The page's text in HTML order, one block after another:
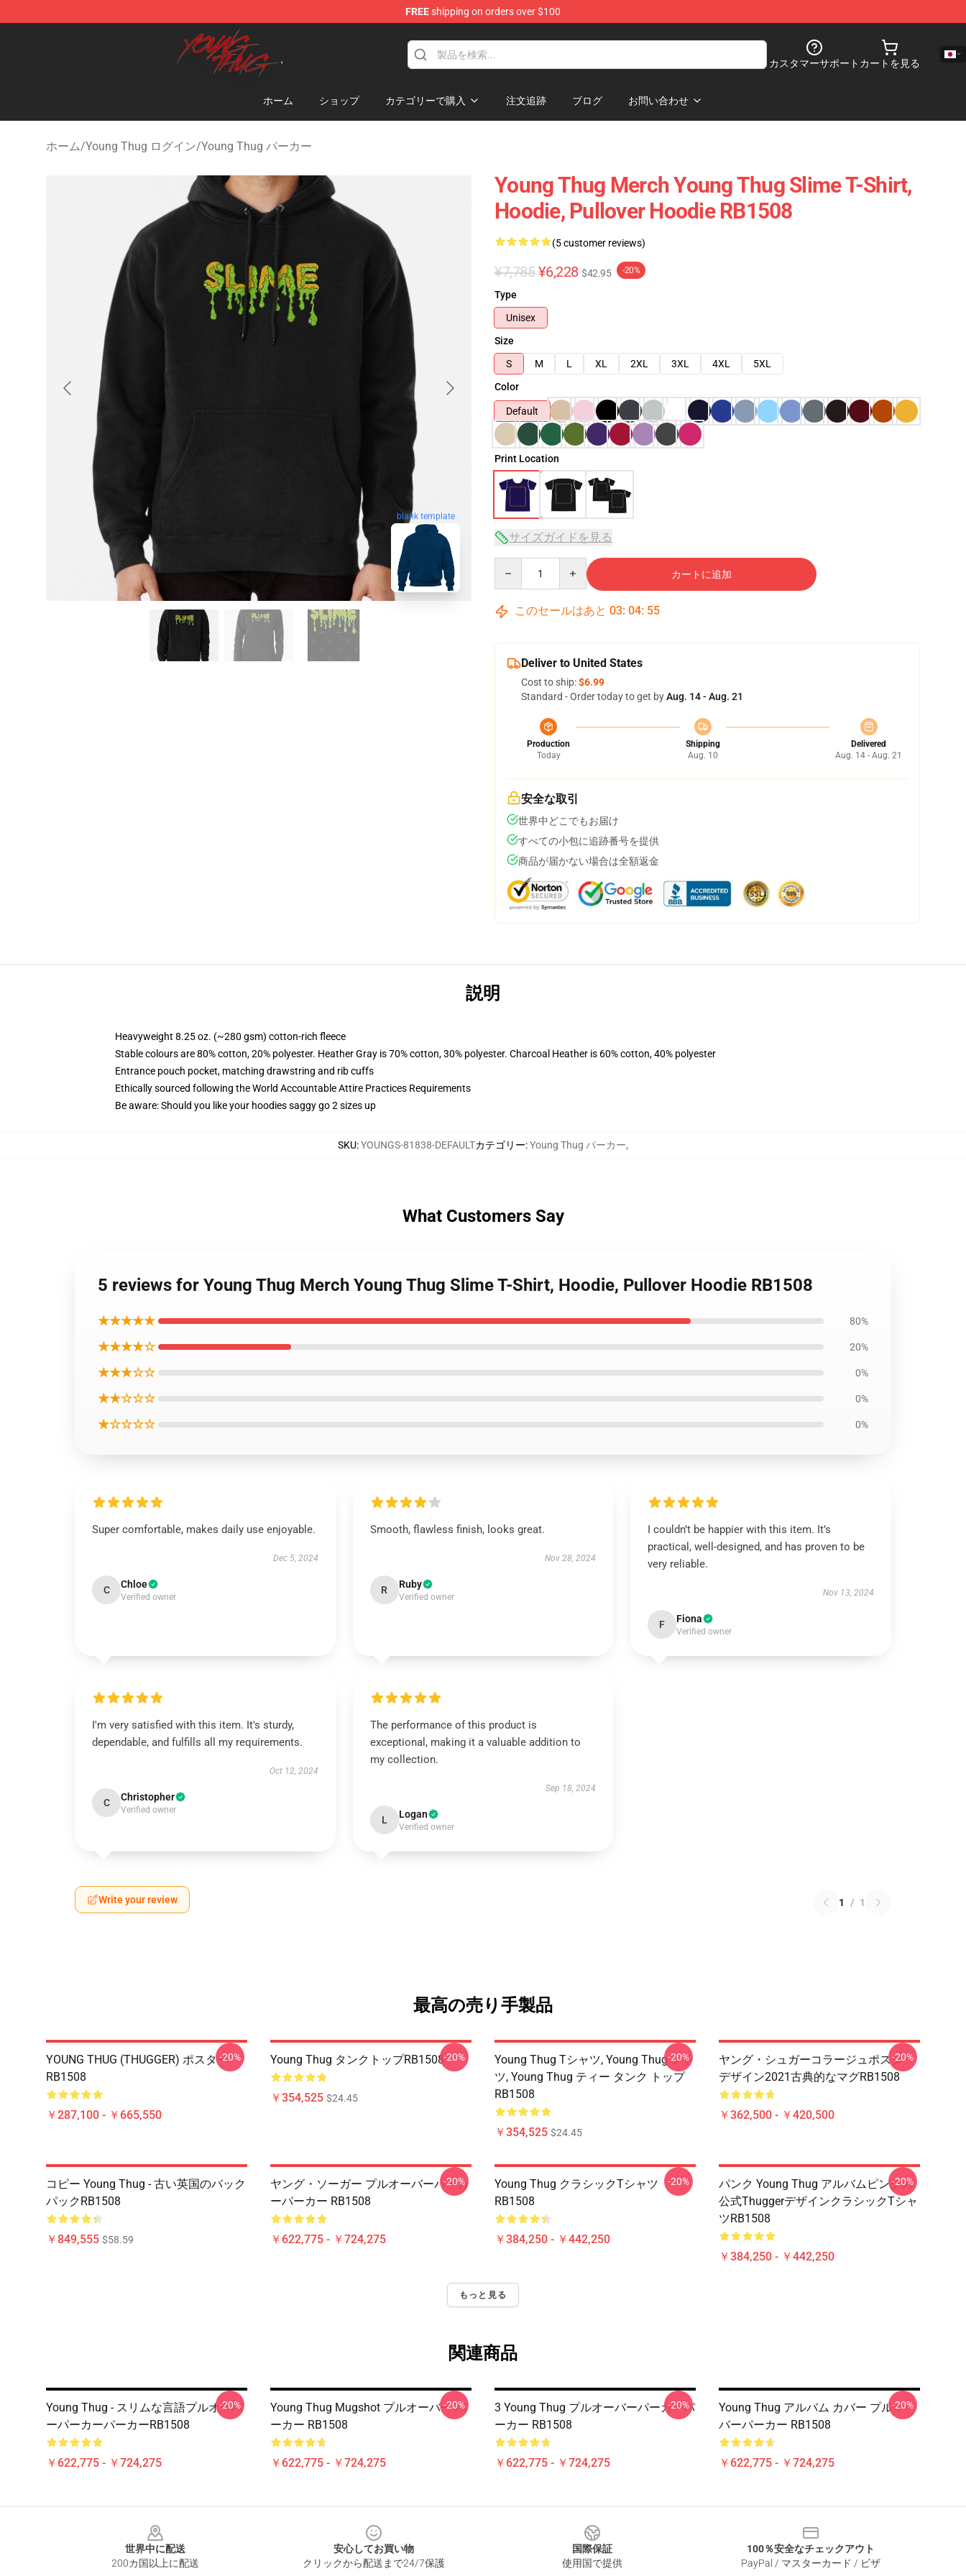
FREEshipping on orders over $100
Young Thug Shop - Official Young Thug Merchandise Store
カスタマーサポート カートを見る
ホーム ショップ カテゴリーで購入 注文追跡 ブログ お問い合わせ
ホーム/Young Thug ログイン/Young Thug パーカー
blank template
Young Thug Merch Young Thug Slime T-Shirt,
Hoodie, Pullover Hoodie RB1508
(5 customer reviews)
¥7,785 ¥6,228 $42.95 -20%
Type
Unisex
Size
S
M L XL 2XL 3XL 4XL
5XL
Color
Default
Print Location
サイズガイドを見る
カートに追加
このセールはあと 03: 04: 54
Deliver to United States
Cost to ship:$6.99
Standard - Order today to get byAug. 14 - Aug. 21
Production
Today
Shipping
Aug. 10
Delivered
Aug. 14 - Aug. 21
安全な取引
世界中どこでもお届け
すべての小包に追跡番号を提供
商品が届かない場合は全額返金
説明
Heavyweight 8.25 oz. (~280 gsm) cotton-rich fleece
Stable colours are 80% cotton, 20% polyester. Heather Gray is 70% cotton, 30% polyester. Charcoal Heather is 60% cotton, 40% polyester
Entrance pouch pocket, matching drawstring and rib cuffs
Ethically sourced following the World Accountable Attire Practices Requirements
Be aware: Should you like your hoodies saggy go 2 sizes up
SKU:YOUNGS-81838-DEFAULTカテゴリー:Young Thug パーカー,
What Customers Say
5 reviews for Young Thug Merch Young Thug Slime T-Shirt, Hoodie, Pullover Hoodie RB1508
★★★★★ 80%
★★★★☆ 20%
★★★☆☆ 0%
★★☆☆☆ 0%
★☆☆☆☆ 0%
Super comfortable, makes daily use enjoyable.
Dec 5, 2024
C Chloe
Verified owner
Smooth, flawless finish, looks great.
Nov 28, 2024
R Ruby
Verified owner
I couldn’t be happier with this item. It’s
practical, well-designed, and has proven to be
very reliable.
Nov 13, 2024
F Fiona
Verified owner
I'm very satisfied with this item. It's sturdy,
dependable, and fulfills all my requirements.
Oct 12, 2024
C Christopher
Verified owner
The performance of this product is
exceptional, making it a valuable addition to
my collection.
Sep 18, 2024
L Logan
Verified owner
Write your review 1 / 1
最高の売り手製品
YOUNG THUG (THUGGER) ポスター
RB1508
￥287,100 - ￥665,550
-20% Young Thug タンクトップRB1508
￥354,525 $24.45
-20%
Young Thug Tシャツ, Young Thug シャ
ツ, Young Thug ティー タンク トップ
RB1508
￥354,525 $24.45
-20%
ヤング・シュガーコラージュポスター
デザイン2021古典的なマグRB1508
￥362,500 - ￥420,500
-20%
コピー Young Thug - 古い英国のバック
パックRB1508
￥849,555 $58.59
ヤング・ソーガー プルオーバーパーカ
ーパーカー RB1508
￥622,775 - ￥724,275
-20%
Young Thug クラシックTシャツ
RB1508
￥384,250 - ￥442,250
-20%
パンク Young Thug アルバムピンクの
公式ThuggerデザインクラシックTシャ
ツRB1508
￥384,250 - ￥442,250
-20%
もっと見る
関連商品
Young Thug - スリムな言語プルオーバ
ーパーカーパーカーRB1508
￥622,775 - ￥724,275
-20%
Young Thug Mugshot プルオーバー パ
ーカー RB1508
￥622,775 - ￥724,275
-20%
3 Young Thug プルオーバーパーカーパ
ーカー RB1508
￥622,775 - ￥724,275
-20%
Young Thug アルバム カバー プルオー
バーパーカー RB1508
￥622,775 - ￥724,275
-20%
世界中に配送
200カ国以上に配送
安心してお買い物
クリックから配送まで24/7保護
国際保証
使用国で提供
100％安全なチェックアウト
PayPal / マスターカード / ビザ